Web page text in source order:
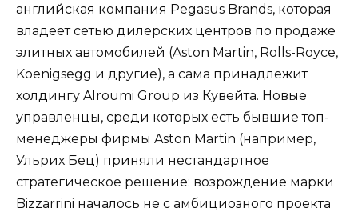
английская компания Pegasus Brands, которая
владеет сетью дилерских центров по продаже
элитных автомобилей (Aston Martin, Rolls-Royce,
Koenigsegg и другие), а сама принадлежит
холдингу Alroumi Group из Кувейта. Новые
управленцы, среди которых есть бывшие топ-
менеджеры фирмы Aston Martin (например,
Ульрих Бец) приняли нестандартное
стратегическое решение: возрождение марки
Bizzarrini началось не с амбициозного проекта